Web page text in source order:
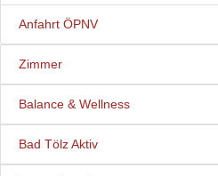
Anfahrt ÖPNV
Zimmer
Balance & Wellness
Bad Tölz Aktiv